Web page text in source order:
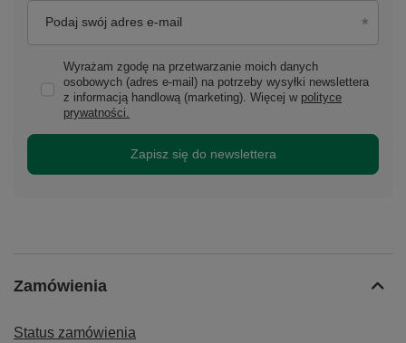
Podaj swój adres e-mail
Wyrażam zgodę na przetwarzanie moich danych
osobowych (adres e-mail) na potrzeby wysyłki newslettera
z informacją handlową (marketing). Więcej w polityce
prywatności.
Zapisz się do newslettera
Zamówienia
Status zamówienia